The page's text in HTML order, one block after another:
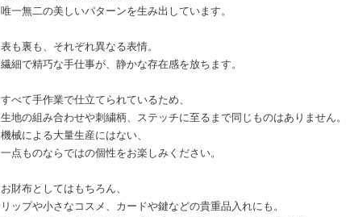
唯一無二の美しいパターンを生み出しています。
表も裏も、それぞれ異なる表情。
繊細で精巧な手仕事が、静かな存在感を放ちます。
すべて手作業で仕立てられているため、
生地の組み合わせや刺繍柄、ステッチに至るまで同じものはありません。
機械による大量生産にはない、
一点ものならではの個性をお楽しみください。
お財布としてはもちろん、
リップや小さなコスメ、カードや鍵などの貴重品入れにも。